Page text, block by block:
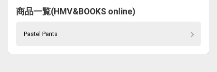
商品一覧(HMV&BOOKS online)
Pastel Pants